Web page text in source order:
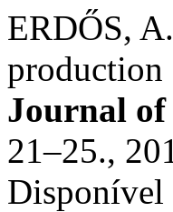
ERDŐS,
production
Journal
21–25.,
Disponível